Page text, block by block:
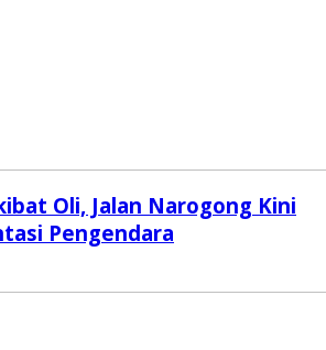
Oli, Jalan Narogong Kini
Pengendara